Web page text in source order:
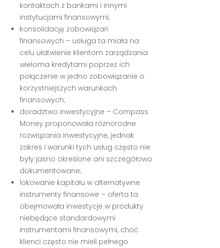
kontaktach z bankami i innymi
instytucjami finansowymi;
konsolidację zobowiązań
finansowych – usługa ta miała na
celu ułatwienie klientom zarządzania
wieloma kredytami poprzez ich
połączenie w jedno zobowiązanie o
korzystniejszych warunkach
finansowych;
doradztwo inwestycyjne – Compass
Money proponowała różnorodne
rozwiązania inwestycyjne, jednak
zakres i warunki tych usług często nie
były jasno określone ani szczegółowo
dokumentowane;
lokowanie kapitału w alternatywne
instrumenty finansowe – oferta ta
obejmowała inwestycje w produkty
niebędące standardowymi
instrumentami finansowymi, choć
klienci często nie mieli pełnego